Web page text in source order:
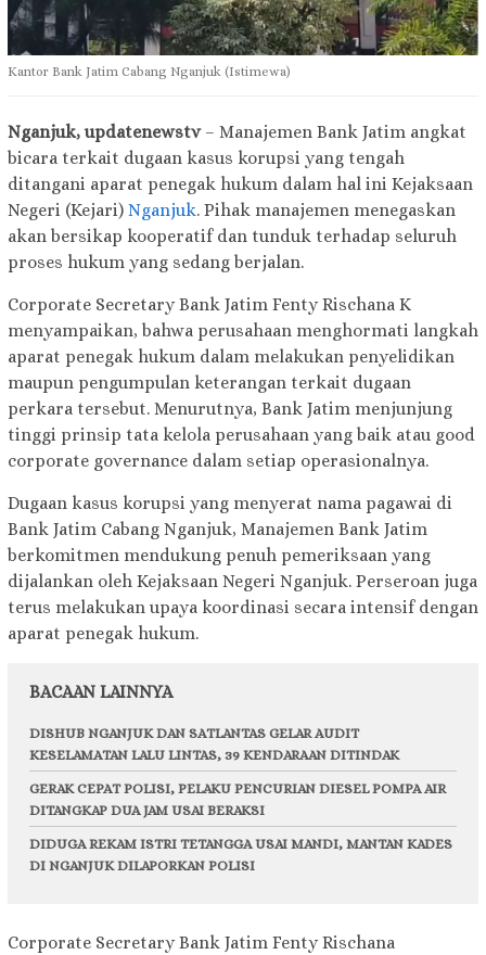
Kantor Bank Jatim Cabang Nganjuk (Istimewa)
Nganjuk, updatenewstv– Manajemen Bank Jatim angkat
bicara terkait dugaan kasus korupsi yang tengah
ditangani aparat penegak hukum dalam hal ini Kejaksaan
Negeri (Kejari) Nganjuk. Pihak manajemen menegaskan
akan bersikap kooperatif dan tunduk terhadap seluruh
proses hukum yang sedang berjalan.
Corporate Secretary Bank Jatim Fenty Rischana K
menyampaikan, bahwa perusahaan menghormati langkah
aparat penegak hukum dalam melakukan penyelidikan
maupun pengumpulan keterangan terkait dugaan
perkara tersebut. Menurutnya, Bank Jatim menjunjung
tinggi prinsip tata kelola perusahaan yang baik atau good
corporate governance dalam setiap operasionalnya.
Dugaan kasus korupsi yang menyerat nama pagawai di
Bank Jatim Cabang Nganjuk, Manajemen Bank Jatim
berkomitmen mendukung penuh pemeriksaan yang
dijalankan oleh Kejaksaan Negeri Nganjuk. Perseroan juga
terus melakukan upaya koordinasi secara intensif dengan
aparat penegak hukum.
BACAAN LAINNYA
DISHUB NGANJUK DAN SATLANTAS GELAR AUDIT
KESELAMATAN LALU LINTAS, 39 KENDARAAN DITINDAK
GERAK CEPAT POLISI, PELAKU PENCURIAN DIESEL POMPA AIR
DITANGKAP DUA JAM USAI BERAKSI
DIDUGA REKAM ISTRI TETANGGA USAI MANDI, MANTAN KADES
DI NGANJUK DILAPORKAN POLISI
Corporate Secretary Bank Jatim Fenty Rischana